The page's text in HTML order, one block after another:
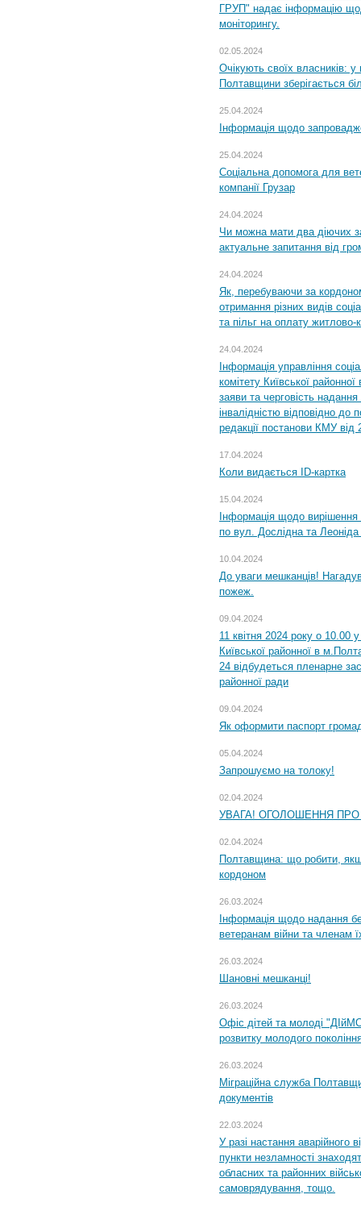
ГРУП" надає інформацію
моніторингу.
02.05.2024
Очікують своїх власників: у
Полтавщини зберігається
25.04.2024
Інформація щодо
25.04.2024
Соціальна допомога для
компанії Грузар
24.04.2024
Чи можна мати два діючих
актуальне запитання від
24.04.2024
Як, перебуваючи за
отримання різних видів
та пільг на оплату
24.04.2024
Інформація управління
комітету Київської
заяви та черговість надання
інвалідністю відповідно
редакції постанови КМУ
17.04.2024
Коли видається ID-картка
15.04.2024
Інформація щодо
по вул. Дослідна та Леоніда
10.04.2024
До уваги мешканців!
пожеж.
09.04.2024
11 квітня 2024 року о 10.00
Київської районної в
24 відбудеться пленарне
районної ради
09.04.2024
Як оформити паспорт
05.04.2024
Запрошуємо на толоку!
02.04.2024
УВАГА! ОГОЛОШЕННЯ
02.04.2024
Полтавщина: що робити,
кордоном
26.03.2024
Інформація щодо надання
ветеранам війни та членам
26.03.2024
Шановні мешканці!
26.03.2024
Офіс дітей та молоді
розвитку молодого
26.03.2024
Міграційна служба
документів
22.03.2024
У разі настання аварійного
пункти незламності
обласних та районних
самоврядування, тощо.